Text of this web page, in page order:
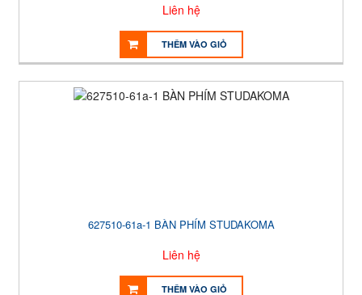
Liên hệ
THÊM VÀO GIỎ
627510-61a-1 BÀN PHÍM STUDAKOMA
Liên hệ
THÊM VÀO GIỎ